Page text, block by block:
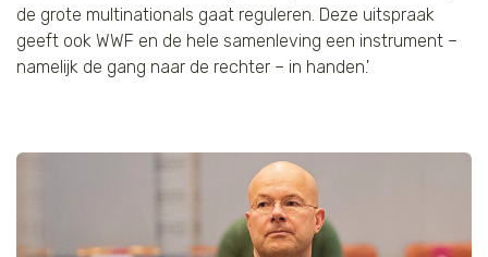
de grote multinationals gaat reguleren. Deze uitspraak
geeft ook WWF en de hele samenleving een instrument –
namelijk de gang naar de rechter – in handen.'